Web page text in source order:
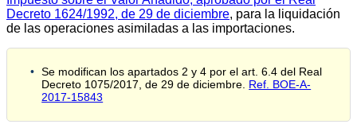
Decreto 1624/1992, de 29 de diciembre, para la liquidación
de las operaciones asimiladas a las importaciones.
Se modifican los apartados 2 y 4 por el art. 6.4 del Real
Decreto 1075/2017, de 29 de diciembre. Ref. BOE-A-
2017-15843